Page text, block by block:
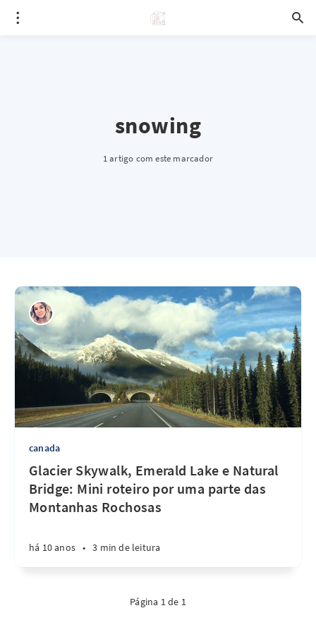
snowing
1 artigo com este marcador
canada
Glacier Skywalk, Emerald Lake e Natural
Bridge: Mini roteiro por uma parte das
Montanhas Rochosas
há 10 anos • 3 min de leitura
Página 1 de 1